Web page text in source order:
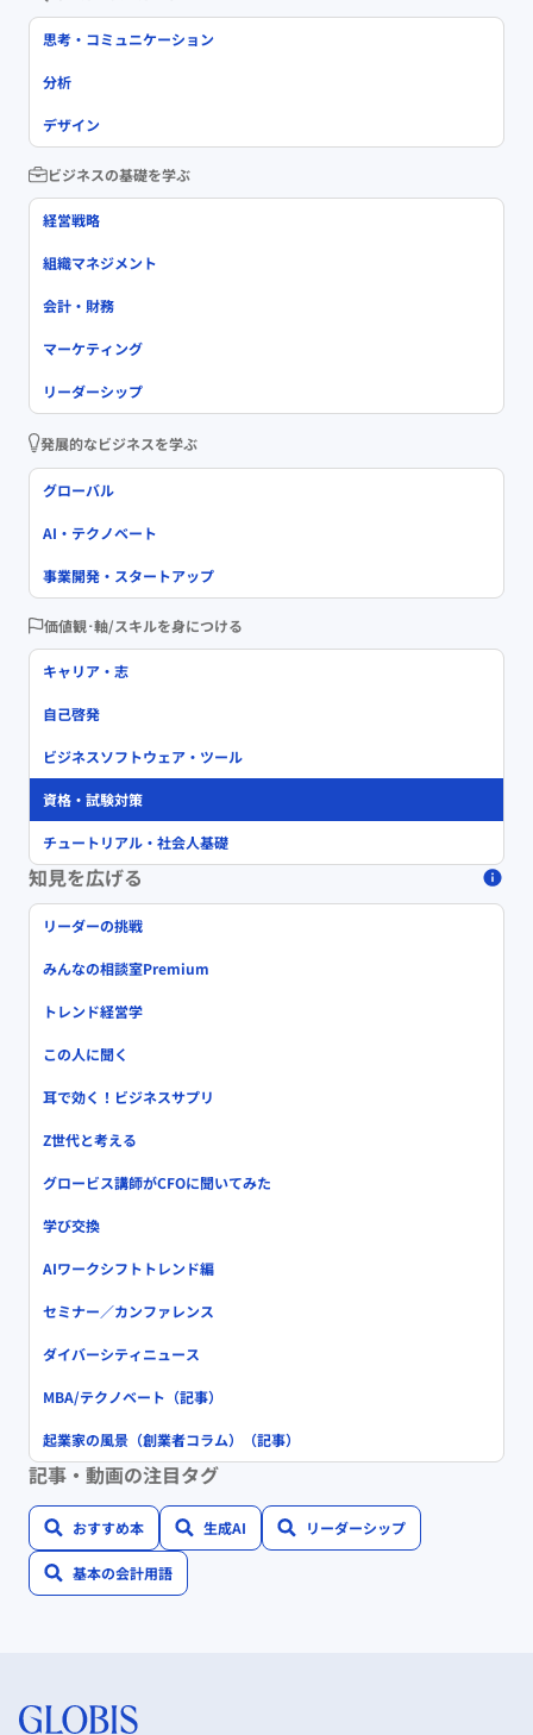
思考・コミュニケーション
分析
デザイン
ビジネスの基礎を学ぶ
経営戦略
組織マネジメント
会計・財務
マーケティング
リーダーシップ
発展的なビジネスを学ぶ
グローバル
AI・テクノベート
事業開発・スタートアップ
価値観･軸/スキルを身につける
キャリア・志
自己啓発
ビジネスソフトウェア・ツール
資格・試験対策
チュートリアル・社会人基礎
知見を広げる
リーダーの挑戦
みんなの相談室Premium
トレンド経営学
この人に聞く
耳で効く！ビジネスサプリ
Z世代と考える
グロービス講師がCFOに聞いてみた
学び交換
AIワークシフトトレンド編
セミナー／カンファレンス
ダイバーシティニュース
MBA/テクノベート（記事）
起業家の風景（創業者コラム）（記事）
記事・動画の注目タグ
おすすめ本 生成AI リーダーシップ
基本の会計用語